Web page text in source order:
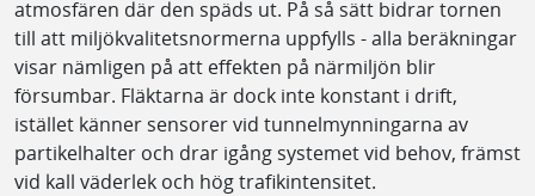
atmosfären där den späds ut. På så sätt bidrar tornen
till att miljökvalitetsnormerna uppfylls - alla beräkningar
visar nämligen på att effekten på närmiljön blir
försumbar. Fläktarna är dock inte konstant i drift,
istället känner sensorer vid tunnelmynningarna av
partikelhalter och drar igång systemet vid behov, främst
vid kall väderlek och hög trafikintensitet.